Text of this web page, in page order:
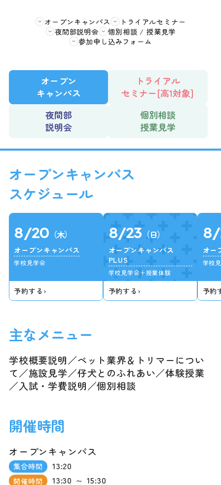
オープンキャンパス
トライアルセミナー
夜間部説明会
個別相談 / 授業見学
参加申し込みフォーム
オープン
キャンパス
トライアル
セミナー[高1対象]
夜間部
説明会
個別相談
授業見学
オープンキャンパス
スケジュール
8/20 （木）
オープンキャンパス
学校見学会
予約する›
8/23 （日）
オープンキャンパス
PLUS
学校見学会+授業体験
予約する›
オー
学校
予約
主なメニュー
学校概要説明／ペット業界＆トリマーについ
て／施設見学／仔犬とのふれあい／体験授業
／入試・学費説明／個別相談
開催時間
オープンキャンパス
集合時間 13:20
開催時間 13:30 ～ 15:30